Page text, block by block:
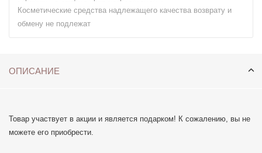
Косметические средства надлежащего качества возврату и
обмену не подлежат
ОПИСАНИЕ
Товар участвует в акции и является подарком! К сожалению, вы не
можете его приобрести.